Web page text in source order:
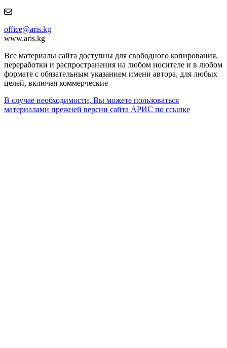
office@aris.kg
www.aris.kg
Все материалы сайта доступны для свободного копирования,
переработки и распространения на любом носителе и в любом
формате с обязательным указанием имени автора, для любых
целей, включая коммерческие
В случае необходимости, Вы можете пользоваться
материалами прежней версии сайта АРИС по ссылке